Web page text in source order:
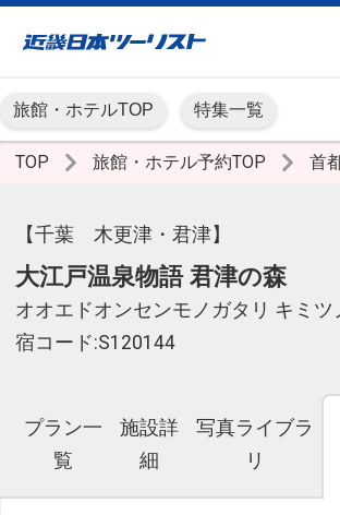
旅館・ホテルTOP 特集一覧
TOP 旅館・ホテル予約TOP 首
【千葉 木更津・君津】
大江戸温泉物語 君津の森
オオエドオンセンモノガタリ キミツ
宿コード:S120144
プラン一
覧
施設詳
細
写真ライブラ
リ